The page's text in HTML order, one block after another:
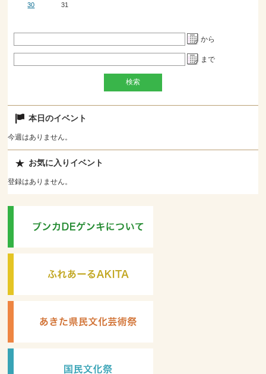
30 31
から
まで
本日のイベント
今週はありません。
お気に入りイベント
登録はありません。